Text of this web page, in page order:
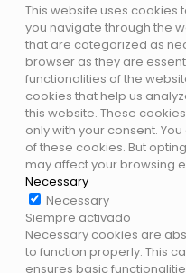
This website uses cookies
you navigate through the
that are categorized as
browser as they are
functionalities of the
cookies that help us
this website. These
only with your consent.
of these cookies. But
may affect your browsing
Necessary
Necessary
Siempre activado
Necessary cookies are
to function properly. This
ensures basic